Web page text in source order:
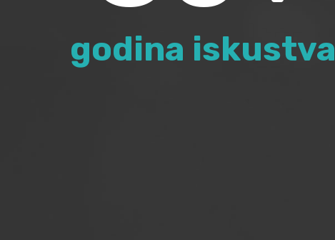
godina iskustva